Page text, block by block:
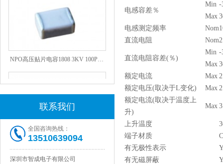
联系我们
全国咨询热线：
13510639094
深圳市智成电子有限公司
电感容差％
Min -
Max
电感测定频率
Nom
直流电阻
Nom
直流电阻容差(％)
Min -
Max
额定电流
Max
额定电压(取决于L变化)
Max
额定电流(取决于温度上
升)
Max
上升温度
端子材质
有无极性表示
有无磁屏蔽